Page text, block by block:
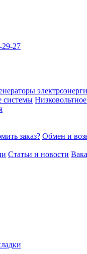
29-27
системы
заказ? Обмен и
Статьи и новости